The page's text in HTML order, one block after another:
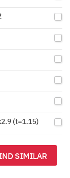
(t=1.15)
SIMILAR